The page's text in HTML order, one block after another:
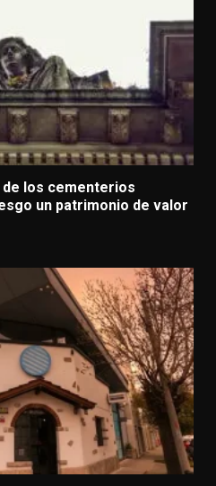
los cementerios
un patrimonio de valor